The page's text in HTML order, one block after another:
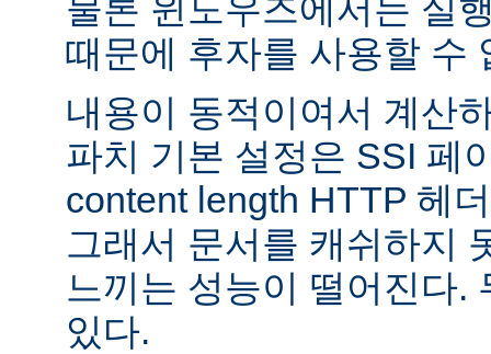
물론 윈도우즈에서는 실
때문에 후자를 사용할 수
내용이 동적이여서 계산
파치 기본 설정은 SSI 페
content length HTTP 헤
그래서 문서를 캐쉬하지
느끼는 성능이 떨어진다.
있다.